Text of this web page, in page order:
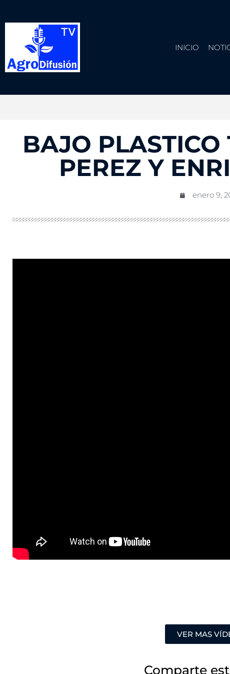
INICIO
BAJO PLASTICO
PEREZ Y
enero 9,
VER MAS
Comparte